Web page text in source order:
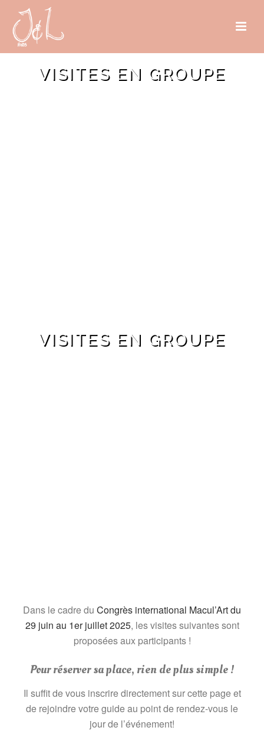
VISITES EN GROUPE
VISITES EN GROUPE
Dans le cadre du Congrès international Macul’Art du
29 juin au 1er juillet 2025, les visites suivantes sont
proposées aux participants !
Pour réserver sa place, rien de plus simple !
Il suffit de vous inscrire directement sur cette page et
de rejoindre votre guide au point de rendez-vous le
jour de l’événement!